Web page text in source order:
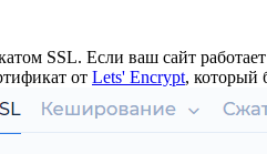
SSL. Если ваш сайт
от Lets' Encrypt, который